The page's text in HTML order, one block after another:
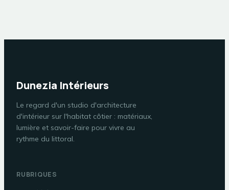
Dunezia Intérieurs
Le regard d'un studio d'architecture
d'intérieur sur l'habitat côtier : matériaux,
lumière et savoir-faire pour vivre au
rythme du littoral.
RUBRIQUES